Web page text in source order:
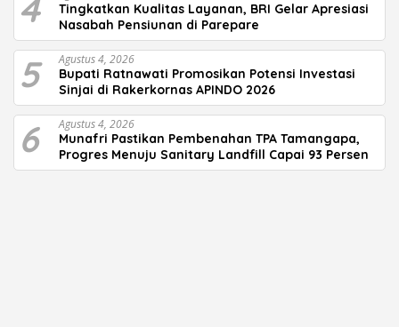
4
Tingkatkan Kualitas Layanan, BRI Gelar Apresiasi
Nasabah Pensiunan di Parepare
5 Agustus 4, 2026
Bupati Ratnawati Promosikan Potensi Investasi
Sinjai di Rakerkornas APINDO 2026
6 Agustus 4, 2026
Munafri Pastikan Pembenahan TPA Tamangapa,
Progres Menuju Sanitary Landfill Capai 93 Persen